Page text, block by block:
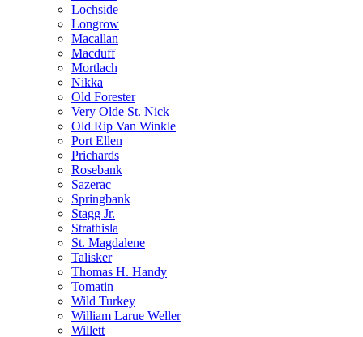
Lochside
Longrow
Macallan
Macduff
Mortlach
Nikka
Old Forester
Very Olde St. Nick
Old Rip Van Winkle
Port Ellen
Prichards
Rosebank
Sazerac
Springbank
Stagg Jr.
Strathisla
St. Magdalene
Talisker
Thomas H. Handy
Tomatin
Wild Turkey
William Larue Weller
Willett